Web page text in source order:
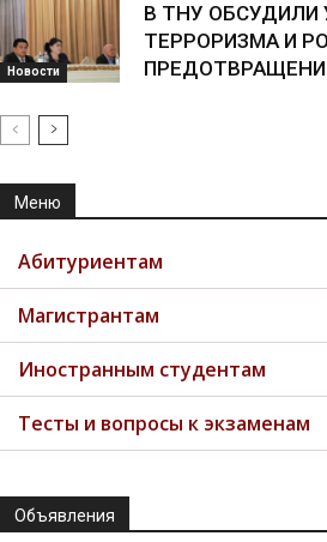
Новости
В ТНУ ОБСУДИЛИ
ТЕРРОРИЗМА И
Меню
Абитуриентам
Магистрантам
Иностранным студентам
Тесты и вопросы к экзаменам
Объявления